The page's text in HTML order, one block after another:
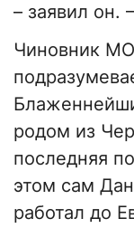
– заявил он.
Чиновник
родом из
последняя
этом сам
работал до